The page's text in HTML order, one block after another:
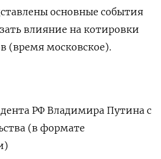
основные события
влияние на котировки
(время московское).
РФ Владимира Путина с
(в формате